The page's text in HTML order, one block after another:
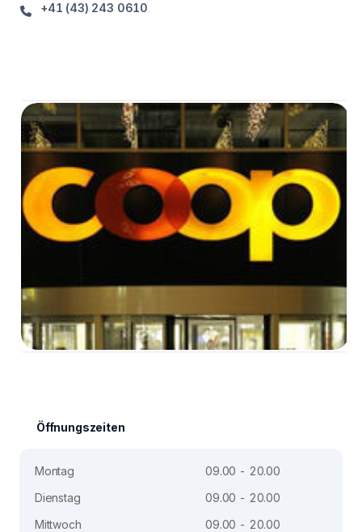
+41 (43) 243 0610
Öffnungszeiten
Montag
09.00 - 20.00
Dienstag
09.00 - 20.00
Mittwoch
09.00 - 20.00